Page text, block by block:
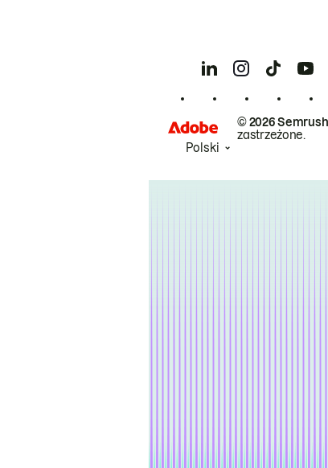
© 2026
zastrzeżone.
Polski